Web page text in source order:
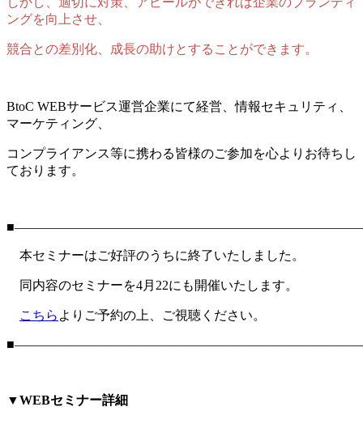
ングを向上させ、
競合との差別化、成長の助けとすることができます。
BtoC WEBサービス運営企業にて経営、情報セキュリティ、
マーケティング、
コンプライアンス等に携わる皆様のご参加を心よりお待ちし
ております。
本セミナーはご好評のうちに終了いたしました。
同内容のセミナーを4月22にも開催いたします。
こちら よりご予約の上、ご視聴ください。
▼WEBセミナー詳細